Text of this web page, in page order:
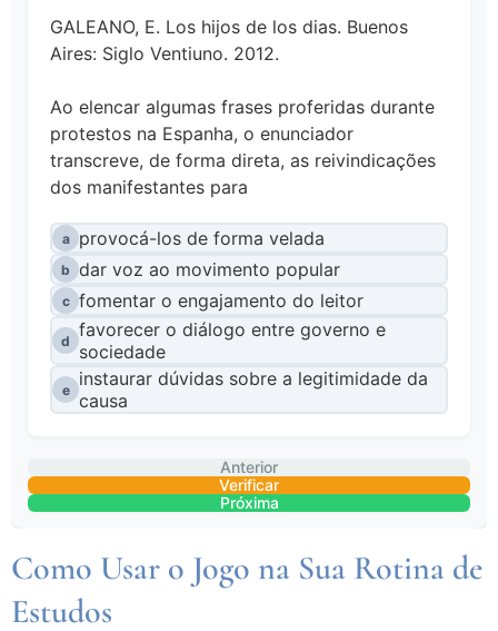
GALEANO, E. Los hijos de los dias. Buenos
Aires: Siglo Ventiuno. 2012.
Ao elencar algumas frases proferidas durante
protestos na Espanha, o enunciador
transcreve, de forma direta, as reivindicações
dos manifestantes para
a provocá-los de forma velada
b dar voz ao movimento popular
c fomentar o engajamento do leitor
d favorecer o diálogo entre governo e
sociedade
e
instaurar dúvidas sobre a legitimidade da
causa
Anterior
Verificar
Próxima
Como Usar o Jogo na Sua Rotina de
Estudos